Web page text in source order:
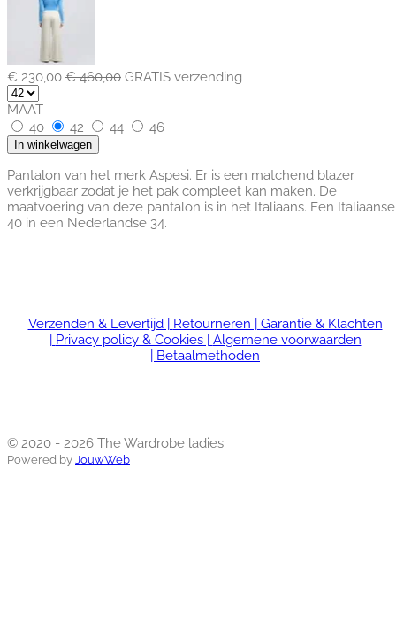
€ 230,00 € 460,00 GRATIS verzending
MAAT
40
42 44 46
In winkelwagen
Pantalon van het merk Aspesi. Er is een matchend blazer
verkrijgbaar zodat je het pak compleet kan maken. De
maatvoering van deze pantalon is in het Italiaans. Een Italiaanse
40 in een Nederlandse 34.
Verzenden & Levertijd | Retourneren | Garantie & Klachten
Privacy policy & Cookies | Algemene voorwaarden
Betaalmethoden
© 2020 - 2026 The Wardrobe ladies
Powered by JouwWeb